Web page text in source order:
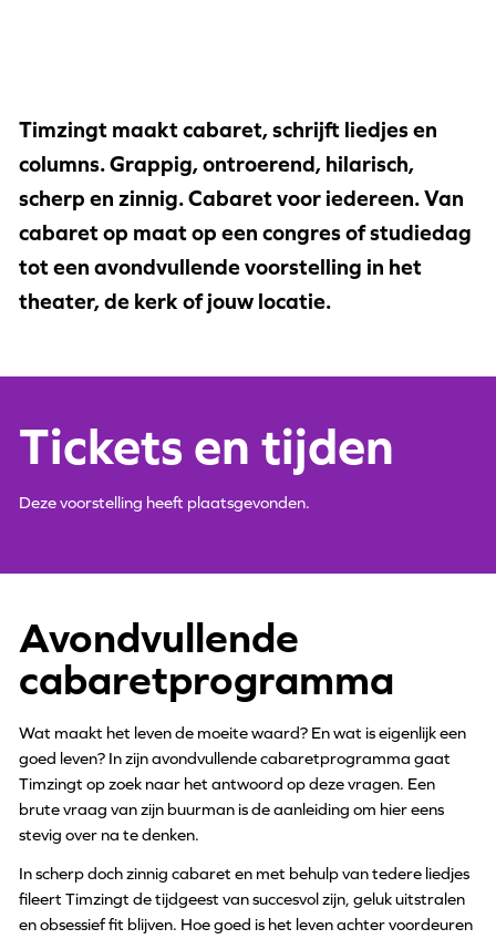
Timzingt maakt cabaret, schrijft liedjes en
columns. Grappig, ontroerend, hilarisch,
scherp en zinnig. Cabaret voor iedereen. Van
cabaret op maat op een congres of studiedag
tot een avondvullende voorstelling in het
theater, de kerk of jouw locatie.
Tickets en tijden
Deze voorstelling heeft plaatsgevonden.
Avondvullende
cabaretprogramma
Wat maakt het leven de moeite waard? En wat is eigenlijk een
goed leven? In zijn avondvullende cabaretprogramma gaat
Timzingt op zoek naar het antwoord op deze vragen. Een
brute vraag van zijn buurman is de aanleiding om hier eens
stevig over na te denken.
In scherp doch zinnig cabaret en met behulp van tedere liedjes
fileert Timzingt de tijdgeest van succesvol zijn, geluk uitstralen
en obsessief fit blijven. Hoe goed is het leven achter voordeuren